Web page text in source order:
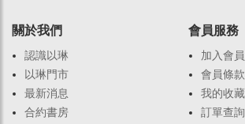
關於我們
認識以琳
以琳門市
最新消息
合約書房
會員服務
加入會員
會員條款
我的收藏
訂單查詢